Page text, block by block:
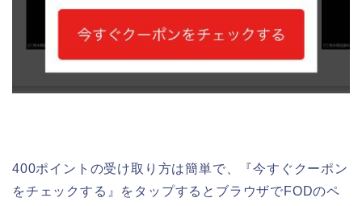
400ポイントの受け取り方は簡単で、『今すぐクーポン
をチェックする』をタップするとブラウザでFODのペ